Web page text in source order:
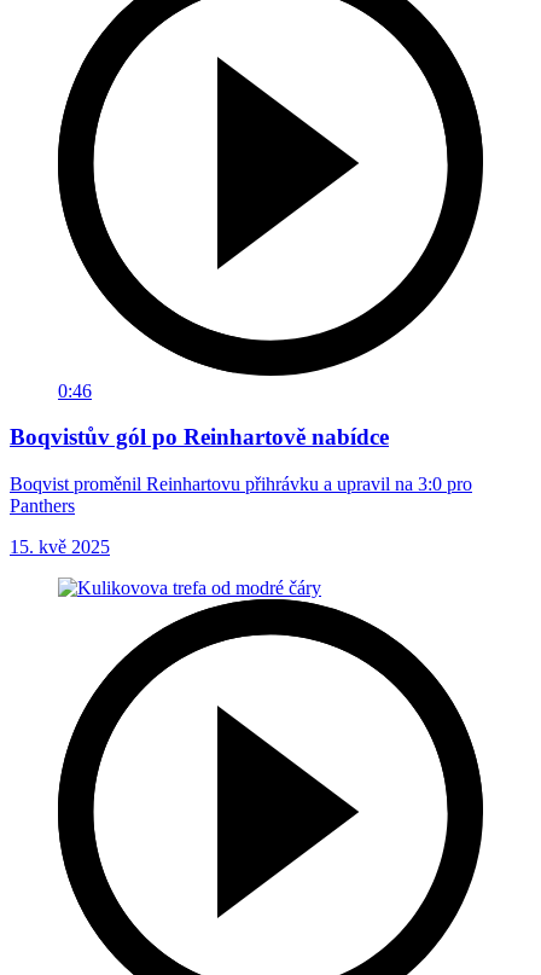
0:46
Boqvistův gól po Reinhartově nabídce
Boqvist proměnil Reinhartovu přihrávku a upravil na 3:0 pro
Panthers
15. kvě 2025